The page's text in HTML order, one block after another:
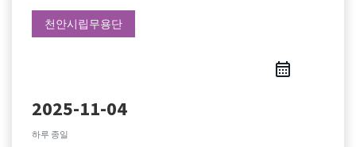
천안시립무용단
2025-11-04
하루 종일